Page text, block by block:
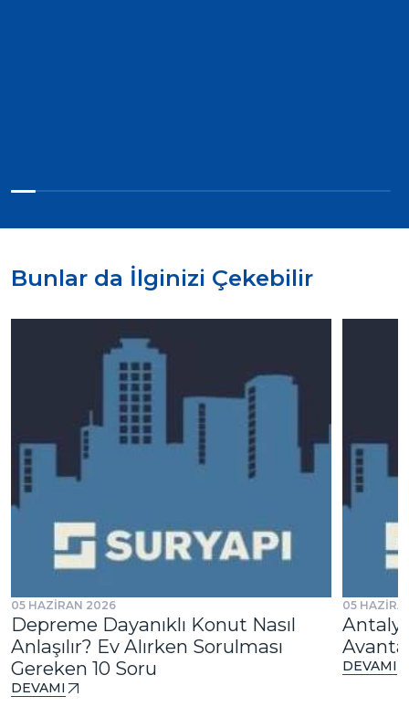
Bunlar da İlginizi Çekebilir
05 HAZİRAN 2026
Depreme Dayanıklı Konut Nasıl
Anlaşılır? Ev Alırken Sorulması
Gereken 10 Soru
DEVAMI
05
DEVAMI